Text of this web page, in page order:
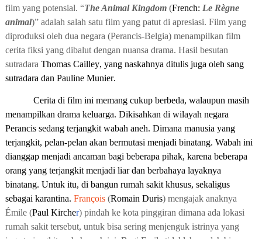
film yang potensial. “The Animal Kingdom(French: Le Règne
animal)” adalah salah satu film yang patut di apresiasi. Film yang
diproduksi oleh dua negara (Perancis-Belgia) menampilkan film
cerita fiksi yang dibalut dengan nuansa drama. Hasil besutan
sutradara Thomas Cailley, yang naskahnya ditulis juga oleh sang
sutradara dan Pauline Munier.
Cerita di film ini memang cukup berbeda, walaupun masih
menampilkan drama keluarga. Dikisahkan di wilayah negara
Perancis sedang terjangkit wabah aneh. Dimana manusia yang
terjangkit, pelan-pelan akan bermutasi menjadi binatang. Wabah ini
dianggap menjadi ancaman bagi beberapa pihak, karena beberapa
orang yang terjangkit menjadi liar dan berbahaya layaknya
binatang. Untuk itu, di bangun rumah sakit khusus, sekaligus
sebagai karantina. François(Romain Duris) mengajak anaknya
Émile(Paul Kircher) pindah ke kota pinggiran dimana ada lokasi
rumah sakit tersebut, untuk bisa sering menjenguk istrinya yang